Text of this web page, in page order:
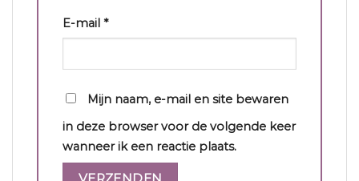
E-mail *
Mijn naam, e-mail en site bewaren
in deze browser voor de volgende keer
wanneer ik een reactie plaats.